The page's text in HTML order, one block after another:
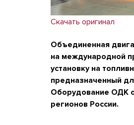
Скачать оригинал
Объединенная
на международной
установку на
предназначенный
Оборудование ОДК
регионов России.